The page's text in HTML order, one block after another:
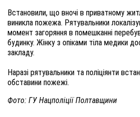
Встановили, що вночі в приватному
виникла пожежа. Рятувальники
момент загоряння в помешканні
будинку. Жінку з опіками тіла медики
закладу.
Наразі рятувальники та поліціянти
обставини пожежі.
Фото: ГУ Нацполіції Полтавщини